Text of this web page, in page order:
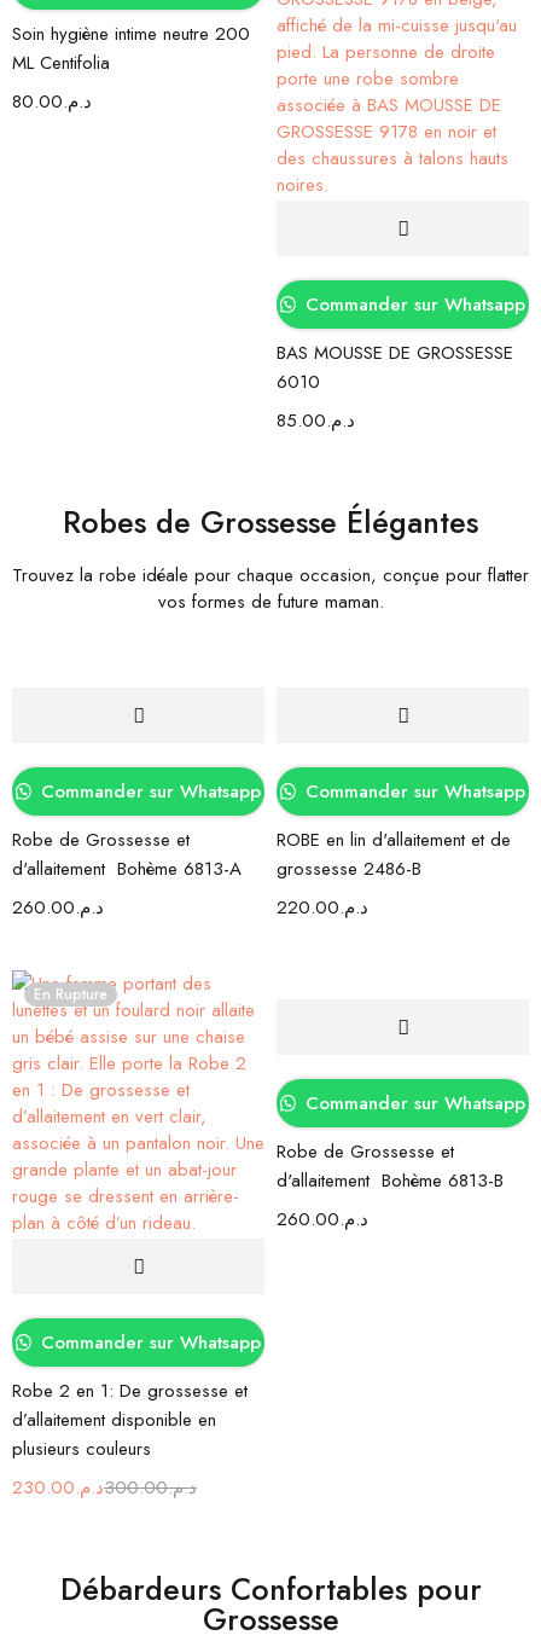
Soin hygiène intime neutre 200
ML Centifolia
د.م.80.00
Commander sur Whatsapp
BAS MOUSSE DE GROSSESSE
6010
د.م.85.00
Robes de Grossesse Élégantes
Trouvez la robe idéale pour chaque occasion, conçue pour flatter
vos formes de future maman.
Commander sur Whatsapp
Robe de Grossesse et
d'allaitement Bohème 6813-A
د.م.260.00
Commander sur Whatsapp
ROBE en lin d'allaitement et de
grossesse 2486-B
د.م.220.00
En Rupture
Commander sur Whatsapp
Robe 2 en 1: De grossesse et
d’allaitement disponible en
plusieurs couleurs
د.م.300.00د.م.230.00
Commander sur Whatsapp
Robe de Grossesse et
d'allaitement Bohème 6813-B
د.م.260.00
Débardeurs Confortables pour
Grossesse